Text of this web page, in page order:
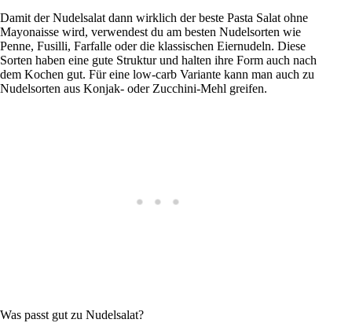
Damit der Nudelsalat dann wirklich der beste Pasta Salat ohne
Mayonaisse wird, verwendest du am besten Nudelsorten wie
Penne, Fusilli, Farfalle oder die klassischen Eiernudeln. Diese
Sorten haben eine gute Struktur und halten ihre Form auch nach
dem Kochen gut. Für eine low-carb Variante kann man auch zu
Nudelsorten aus Konjak- oder Zucchini-Mehl greifen.
Was passt gut zu Nudelsalat?